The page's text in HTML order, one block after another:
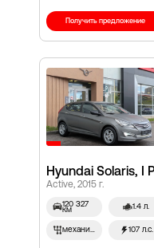
Получить предложение
Active, 2015 г.
120 327
км 1.4 л.
механич. 107 л.с.